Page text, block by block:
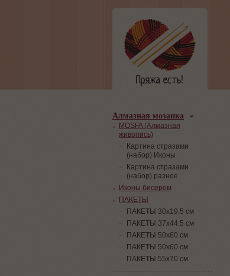
Алмазная мозаика
MOSFA (Алмазная
живопись)
Картина стразами
(набор) Иконы
Картина стразами
(набор) разное
Иконы бисером
ПАКЕТЫ
ПАКЕТЫ 30х19.5 см
ПАКЕТЫ 37х44.5 см
ПАКЕТЫ 50х60 см
ПАКЕТЫ 50х60 см
ПАКЕТЫ 55х70 см